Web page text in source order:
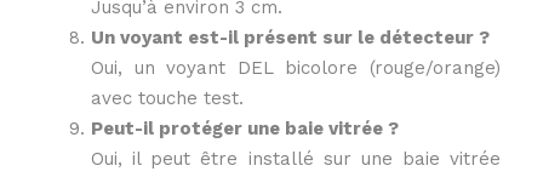
Jusqu’à environ 3 cm.
Un voyant est-il présent sur le détecteur ?
Oui, un voyant DEL bicolore (rouge/orange)
avec touche test.
Peut-il protéger une baie vitrée ?
Oui, il peut être installé sur une baie vitrée